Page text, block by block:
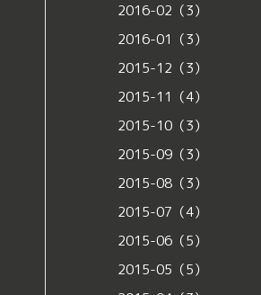
2016-02（3）
2016-01（3）
2015-12（3）
2015-11（4）
2015-10（3）
2015-09（3）
2015-08（3）
2015-07（4）
2015-06（5）
2015-05（5）